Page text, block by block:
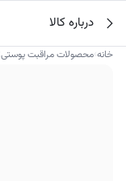
محتوا
جستجو در
درباره کالا
خانه›محصولات مراقبت پوستی